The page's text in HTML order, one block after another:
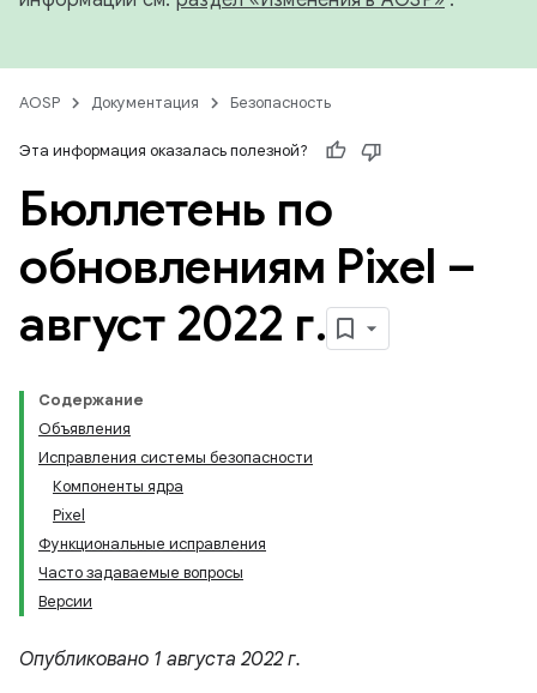
AOSP Документация Безопасность
Эта информация оказалась полезной?
Бюллетень по
обновлениям Pixel –
август 2022 г.
Содержание
Объявления
Исправления системы безопасности
Компоненты ядра
Pixel
Функциональные исправления
Часто задаваемые вопросы
Версии
Опубликовано 1 августа 2022 г.